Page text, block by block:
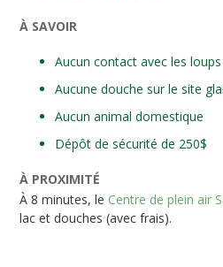
À SAVOIR
Aucun contact avec les loups
Aucune douche sur le site
Aucun animal domestique
Dépôt de sécurité de 250$
À PROXIMITÉ
À 8 minutes, le Centre de plein air
lac et douches (avec frais).